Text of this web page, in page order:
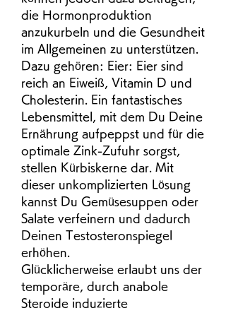
die Hormonproduktion
anzukurbeln und die Gesundheit
im Allgemeinen zu unterstützen.
Dazu gehören: Eier: Eier sind
reich an Eiweiß, Vitamin D und
Cholesterin. Ein fantastisches
Lebensmittel, mit dem Du Deine
Ernährung aufpeppst und für die
optimale Zink-Zufuhr sorgst,
stellen Kürbiskerne dar. Mit
dieser unkomplizierten Lösung
kannst Du Gemüsesuppen oder
Salate verfeinern und dadurch
Deinen Testosteronspiegel
erhöhen.
Glücklicherweise erlaubt uns der
temporäre, durch anabole
Steroide induzierte